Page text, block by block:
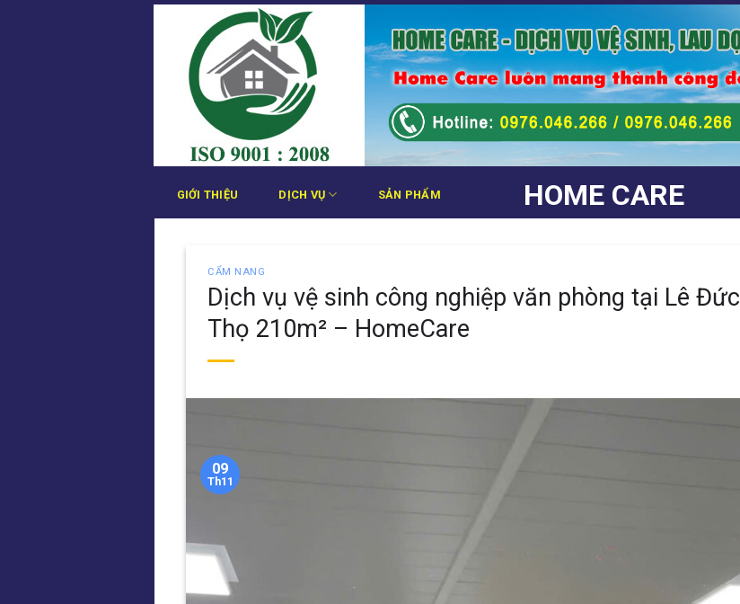
Bỏ
HOME CARE
GIỚI THIỆU DỊCH VỤ SẢN PHẨM
CẨM NANG
Dịch vụ vệ sinh công nghiệp văn phòng tại Lê Đức
Thọ 210m² – HomeCare
09
Th11